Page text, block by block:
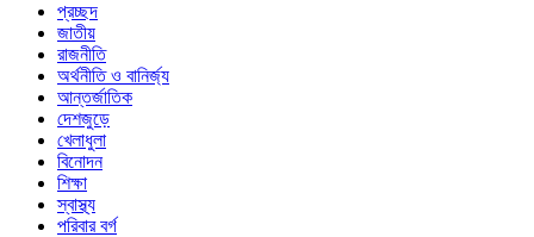
প্রচ্ছদ
জাতীয়
রাজনীতি
অর্থনীতি ও বানির্জ্য
আন্তর্জাতিক
দেশজুড়ে
খেলাধুলা
বিনোদন
শিক্ষা
স্বাস্থ্য
পরিবার বর্গ